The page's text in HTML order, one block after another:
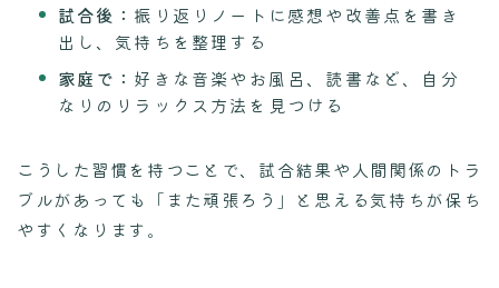
試合後： 振り返りノートに感想や改善点を書き
出し、気持ちを整理する
家庭で： 好きな音楽やお風呂、読書など、自分
なりのリラックス方法を見つける
こうした習慣を持つことで、試合結果や人間関係のトラ
ブルがあっても「また頑張ろう」と思える気持ちが保ち
やすくなります。